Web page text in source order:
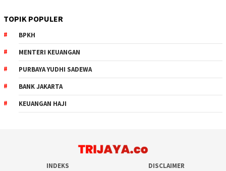
TOPIK POPULER
BPKH
MENTERI KEUANGAN
PURBAYA YUDHI SADEWA
BANK JAKARTA
KEUANGAN HAJI
INDEKS
DISCLAIMER